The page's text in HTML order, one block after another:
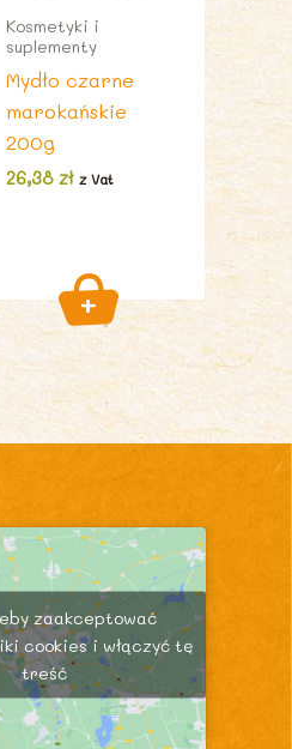
Kosmetyki i
suplementy
Mydło czarne
marokańskie
200g
26,38zł z Vat
zaakceptować
cookies i włączyć tę
treść